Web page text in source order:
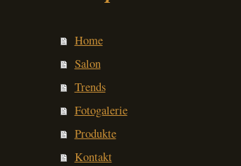
Home
Salon
Trends
Fotogalerie
Produkte
Kontakt